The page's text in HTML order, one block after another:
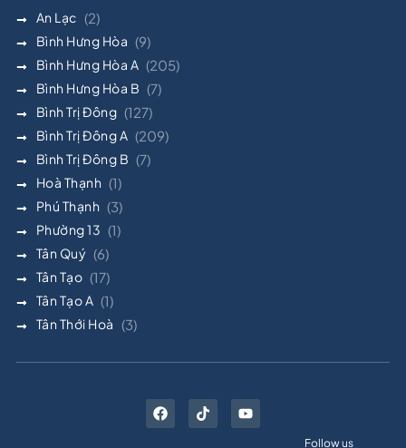
An Lạc (2)
Bình Hưng Hòa (9)
Bình Hưng Hòa A (205)
Bình Hưng Hòa B (7)
Bình Trị Đông (127)
Bình Trị Đông A (209)
Bình Trị Đông B (7)
Hoà Thạnh (1)
Phú Thạnh (3)
Phường 13 (1)
Tân Quý (6)
Tân Tạo (17)
Tân Tạo A (1)
Tân Thới Hoà (3)
Follow us